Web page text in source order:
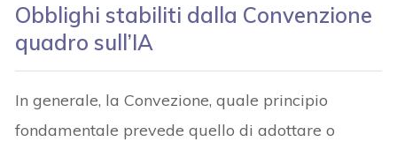
Obblighi stabiliti dalla Convenzione
quadro sull’IA
In generale, la Convezione, quale principio
fondamentale prevede quello di adottare o